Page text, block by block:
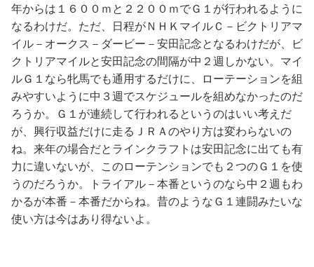
年からは１６００ｍと２２００ｍでＧ１が行われるように
なるわけだ。ただ、日程がＮＨＫマイルＣ－ビクトリアマ
イル－オークス－ダービー－安田記念となるわけだが、ビ
クトリアマイルと安田記念の間隔が中２週しかない。マイ
ルＧ１なら牝馬でも通用するだけに、ローテーションを組
みやすいように中３週でスケジュールを組めなかったのだ
ろうか。Ｇ１が連続して行われるというのはいい考えだ
が、興行収益だけに走るＪＲＡのやり方は変わらないの
ね。来年の場合だとラインクラフトは安田記念に出ても有
力に違いないが、このローテンションでも２つのＧ１を使
うのだろうか。トライアル－本番というのなら中２週もわ
かるが本番－本番だからね。昔のようなＧ１連闘みたいな
使い方は今はあり得ないよ。